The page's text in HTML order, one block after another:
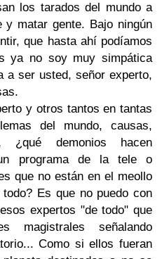
los tarados del mundo a
matar gente. Bajo ningún
que hasta ahí podíamos
ya no soy muy simpática
a ser usted, señor experto,
y otros tantos en tantas
del mundo, causas,
¿qué demonios hacen
programa de la tele o
que no están en el meollo
Es que no puedo con
expertos "de todo" que
magistrales señalando
Como si ellos fueran